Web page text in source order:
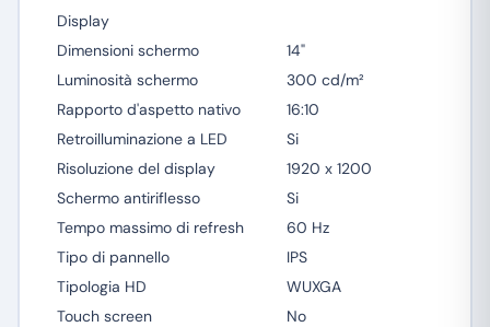
Display
Dimensioni schermo
14"
Luminosità schermo
300 cd/m²
Rapporto d'aspetto nativo
16:10
Retroilluminazione a LED
Si
Risoluzione del display
1920 x 1200
Schermo antiriflesso
Si
Tempo massimo di refresh
60 Hz
Tipo di pannello
IPS
Tipologia HD
WUXGA
Touch screen
No